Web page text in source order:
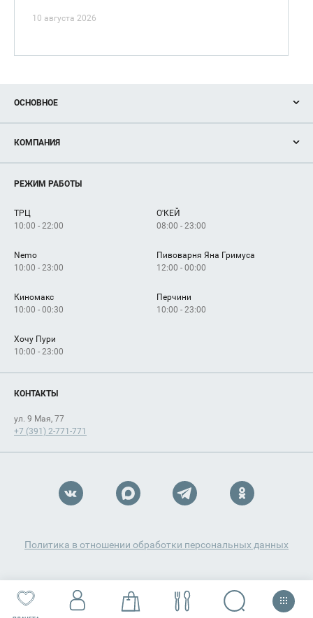
10 августа 2026
ОСНОВНОЕ
Новости
Магазины
Услуги
КОМПАНИЯ
Рекламодателям
Как добраться
РЕЖИМ РАБОТЫ
ТРЦ
10:00 - 22:00
О'КЕЙ
08:00 - 23:00
Nemo
10:00 - 23:00
Пивоварня Яна Гримуса
12:00 - 00:00
Киномакс
10:00 - 00:30
Перчини
10:00 - 23:00
Хочу Пури
10:00 - 23:00
КОНТАКТЫ
ул. 9 Мая, 77
+7 (391) 2-771-771
Политика в отношении обработки персональных данных